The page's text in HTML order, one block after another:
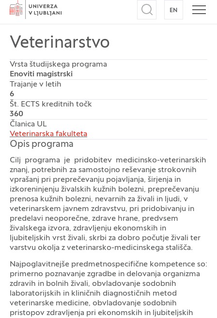
Domov
Odpri iskalnik
EN NA
Veterinarstvo
Vrsta študijskega programa
Enoviti magistrski
Trajanje v letih
6
Št. ECTS kreditnih točk
360
Članica UL
Veterinarska fakulteta
Opis programa
Cilj programa je pridobitev medicinsko-veterinarskih
znanj, potrebnih za samostojno reševanje strokovnih
vprašanj pri preprečevanju pojavljanja, širjenja in
izkoreninjenju živalskih kužnih bolezni, preprečevanju
prenosa kužnih bolezni, nevarnih za živali in ljudi, v
veterinarskem javnem zdravstvu, pri pridobivanju in
predelavi neoporečne, zdrave hrane, predvsem
živalskega izvora, zdravljenju ekonomskih in
ljubiteljskih vrst živali, skrbi za dobro počutje živali ter
varstvu okolja z veterinarsko-medicinskega stališča.
Najpoglavitnejše predmetnospecifične kompetence so:
primerno poznavanje zgradbe in delovanja organizma
zdravih in bolnih živali, obvladovanje sodobnih
laboratorijskih in kliničnih diagnostičnih metod
veterinarske medicine, obvladovanje sodobnih
pristopov zdravljenja pri ekonomskih in ljubiteljskih